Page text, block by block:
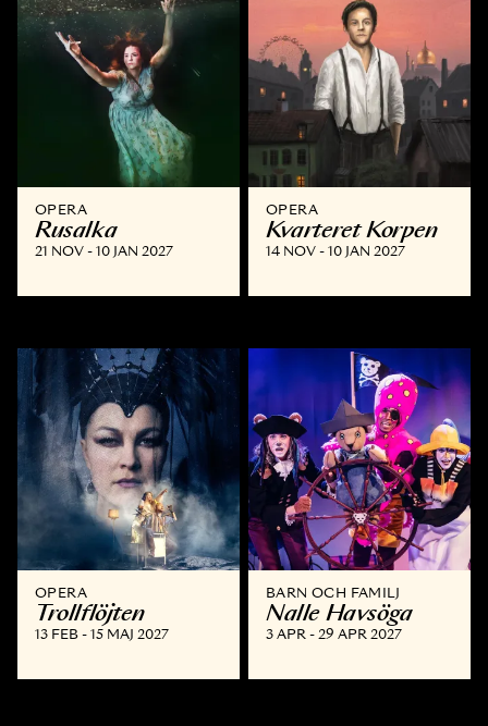
OPERA
Rusalka
21 NOV - 10 JAN 2027
OPERA
Kvarteret Korpen
14 NOV - 10 JAN 2027
OPERA
Trollflöjten
13 FEB - 15 MAJ 2027
BARN OCH FAMILJ
Nalle Havsöga
3 APR - 29 APR 2027